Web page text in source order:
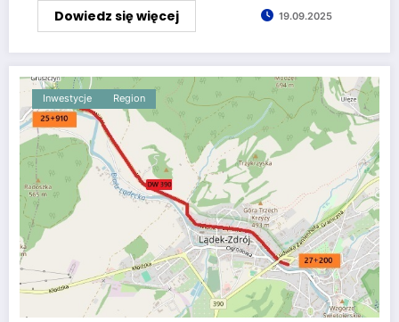
Dowiedz się więcej 19.09.2025
Inwestycje Region